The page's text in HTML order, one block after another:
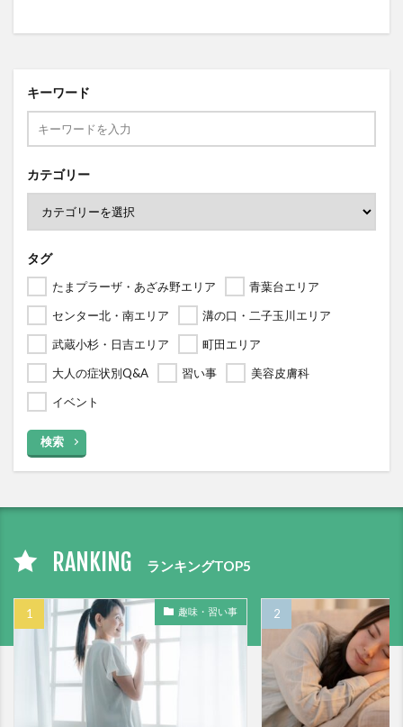
キーワード
カテゴリー
タグ
たまプラーザ・あざみ野エリア
青葉台エリア
センター北・南エリア
溝の口・二子玉川エリア
武蔵小杉・日吉エリア
町田エリア
大人の症状別Q&A
習い事
美容皮膚科
イベント
検索
RANKING ランキングTOP5
趣味・習い事